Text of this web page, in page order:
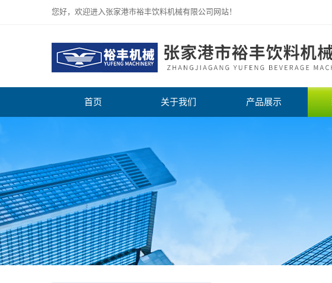
您好，欢迎进入张家港市裕丰饮料机械有限公司网站！
首页 关于我们 产品展示